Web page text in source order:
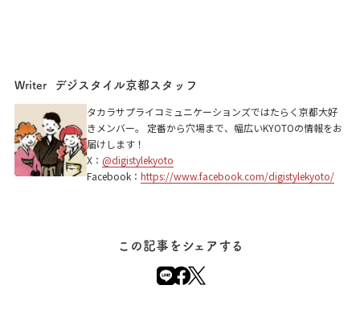
Writer デジスタイル京都スタッフ
タカラサプライコミュニケーションズではたらく京都大好
きメンバー。 定番から穴場まで、幅広いKYOTOの情報をお
届けします！
X： @digistylekyoto
Facebook： https://www.facebook.com/digistylekyoto/
この記事をシェアする